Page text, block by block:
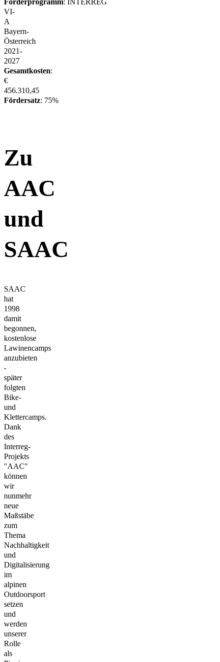
VI-
A
Bayern-
Österreich
2021-
2027
Gesamtkosten:
€
456.310,45
Fördersatz: 75%
Zu
AAC
und
SAAC
SAAC
hat
1998
damit
begonnen,
kostenlose
Lawinencamps
anzubieten
-
später
folgten
Bike-
und
Klettercamps.
Dank
des
Interreg-
Projekts
"AAC"
können
wir
nunmehr
neue
Maßstäbe
zum
Thema
Nachhaltigkeit
und
Digitalisierung
im
alpinen
Outdoorsport
setzen
und
werden
unserer
Rolle
als